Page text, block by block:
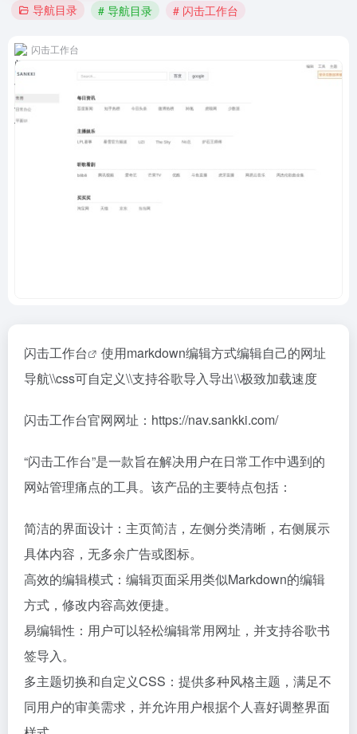
导航目录 # 导航目录 # 闪击工作台
闪击工作台
闪击工作台
使用markdown编辑方式编辑自己的网址
导航\\css可自定义\\支持谷歌导入导出\\极致加载速度
闪击工作台官网网址：https://nav.sankki.com/
“闪击工作台”是一款旨在解决用户在日常工作中遇到的
网站管理痛点的工具。该产品的主要特点包括：
简洁的界面设计：主页简洁，左侧分类清晰，右侧展示
具体内容，无多余广告或图标。
高效的编辑模式：编辑页面采用类似Markdown的编辑
方式，修改内容高效便捷。
易编辑性：用户可以轻松编辑常用网址，并支持谷歌书
签导入。
多主题切换和自定义CSS：提供多种风格主题，满足不
同用户的审美需求，并允许用户根据个人喜好调整界面